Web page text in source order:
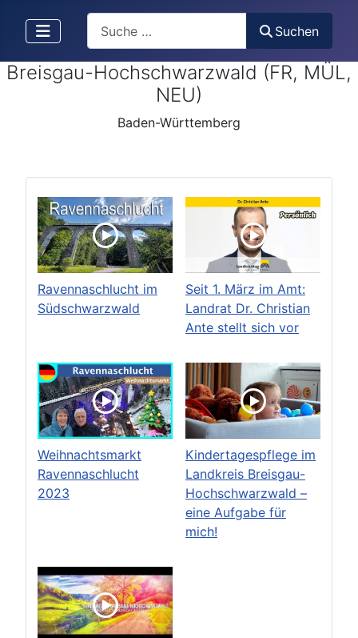
Suchen
Breisgau-Hochschwarzwald (FR, MÜL,
NEU)
Baden-Württemberg
Ravennaschlucht im
Südschwarzwald
Seit 1. März im Amt:
Landrat Dr. Christian
Ante stellt sich vor
Weihnachtsmarkt
Ravennaschlucht
2023
Kindertagespflege im
Landkreis Breisgau-
Hochschwarzwald –
eine Aufgabe für
mich!